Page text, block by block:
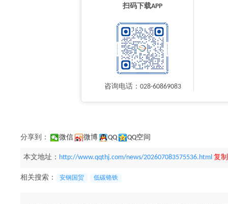
扫码下载APP
咨询电话：028-60869083
分享到： 微信 微博 QQ QQ空间
本文地址： http://www.qqthj.com/news/202607083575536.html 复
相关搜索： 安钢国贸 低碳铬铁